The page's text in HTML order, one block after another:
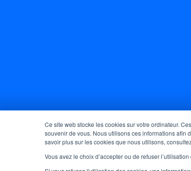
Ce site web stocke les cookies sur votre ordinateur.
souvenir de vous. Nous utilisons ces informations afin
savoir plus sur les cookies que nous utilisons,
Vous avez le choix d’accepter ou de refuser